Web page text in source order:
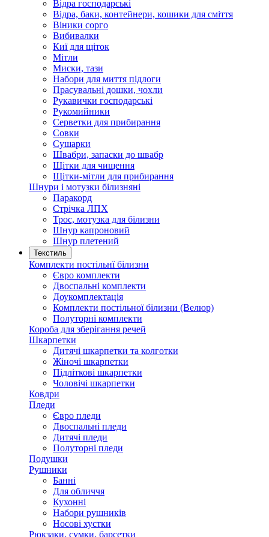
Відра господарські
Відра, баки, контейнери, кошики для сміття
Віники сорго
Вибивалки
Киї для щіток
Мітли
Миски, тази
Набори для миття підлоги
Прасувальні дошки, чохли
Рукавички господарські
Рукомийники
Серветки для прибирання
Совки
Сушарки
Швабри, запаски до швабр
Щітки для чищення
Щітки-мітли для прибирання
Шнури і мотузки білизняні
Паракорд
Стрічка ЛПХ
Трос, мотузка для білизни
Шнур капроновий
Шнур плетений
Текстиль
Комплекти постільнї білизни
Євро комплекти
Двоспальні комплекти
Доукомплектація
Комплекти постільної білизни (Велюр)
Полуторні комплекти
Короба для зберігання речей
Шкарпетки
Дитячі шкарпетки та колготки
Жіночі шкарпетки
Підліткові шкарпетки
Чоловічі шкарпетки
Ковдри
Пледи
Євро пледи
Двоспальні пледи
Дитячі пледи
Полуторні пледи
Подушки
Рушники
Банні
Для обличчя
Кухонні
Набори рушників
Носові хустки
Рюкзаки, сумки, барсетки